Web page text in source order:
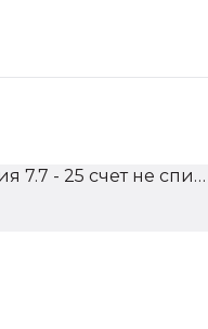
1C Бухгалтерия 7.7 - 25 счет не списывается